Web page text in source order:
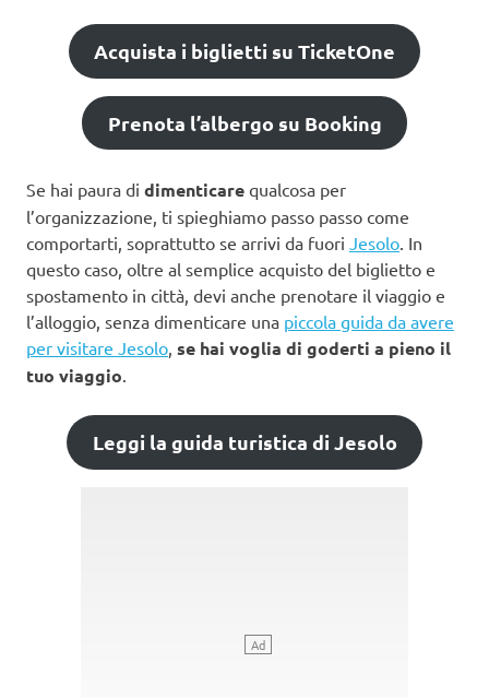
Acquista i biglietti su TicketOne
Prenota l’albergo su Booking
Se hai paura di dimenticare qualcosa per
l’organizzazione, ti spieghiamo passo passo come
comportarti, soprattutto se arrivi da fuori Jesolo. In
questo caso, oltre al semplice acquisto del biglietto e
spostamento in città, devi anche prenotare il viaggio e
l’alloggio, senza dimenticare una piccola guida da avere
per visitare Jesolo, se hai voglia di goderti a pieno il
tuo viaggio.
Leggi la guida turistica di Jesolo